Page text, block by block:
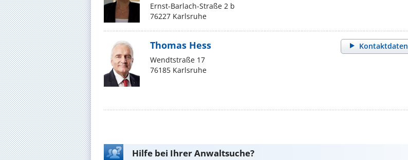
Ernst-Barlach-Straße 2 b
76227 Karlsruhe
Kontaktdaten
Thomas Hess
Wendtstraße 17
76185 Karlsruhe
Hilfe bei Ihrer Anwaltsuche?